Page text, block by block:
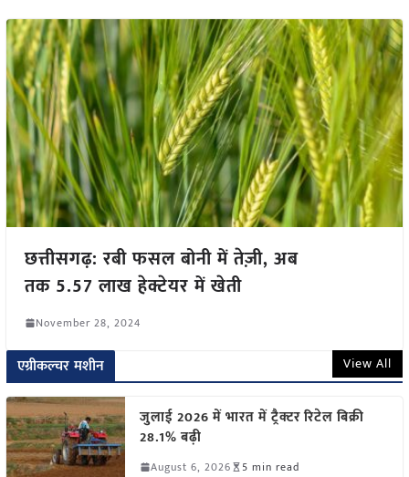
छत्तीसगढ़: रबी फसल बोनी में तेज़ी, अब
तक 5.57 लाख हेक्टेयर में खेती
November 28, 2024
एग्रीकल्चर मशीन View All
जुलाई 2026 में भारत में ट्रैक्टर रिटेल बिक्री
28.1% बढ़ी
August 6, 2026 5 min read